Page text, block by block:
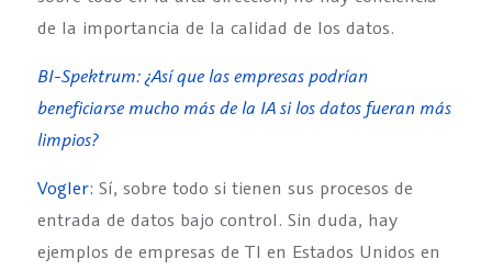
de la importancia de la calidad de los datos.
BI-Spektrum: ¿Así que las empresas podrían
beneficiarse mucho más de la IA si los datos fueran más
limpios?
Vogler: Sí, sobre todo si tienen sus procesos de
entrada de datos bajo control. Sin duda, hay
ejemplos de empresas de TI en Estados Unidos en